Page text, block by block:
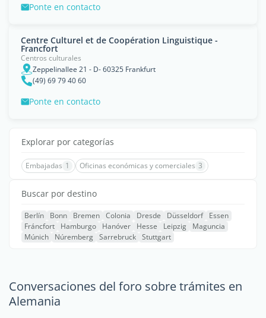
Ponte en contacto
Centre Culturel et de Coopération Linguistique -
Francfort
Centros culturales
Zeppelinallee 21 - D- 60325 Frankfurt
(49) 69 79 40 60
Ponte en contacto
Explorar por categorías
Embajadas 1 Oficinas económicas y comerciales 3
Buscar por destino
Berlín Bonn Bremen Colonia Dresde Düsseldorf
Essen
Fráncfort
Hamburgo Hanóver Hesse Leipzig
Maguncia
Múnich
Núremberg Sarrebruck Stuttgart
Conversaciones del foro sobre trámites en
Alemania